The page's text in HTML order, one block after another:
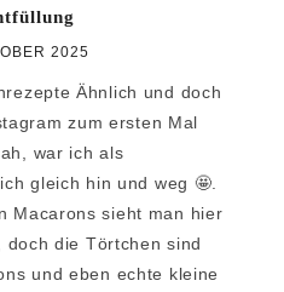
2025
Ähnlich und doch
zum ersten Mal
war ich als
gleich hin und weg 🤩.
Macarons sieht man hier
die Törtchen sind
und eben echte kleine